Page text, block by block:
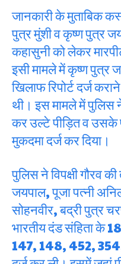
जानकारी के मुताबिक
पुत्र मुंशी व कृष्ण पुत्र
कहासुनी को लेकर
इसी मामले में कृष्ण पुत्र
खिलाफ रिपोर्ट दर्ज
थी। इस मामले में पुलिस
कर उल्टे पीड़ित व उसके
मुकदमा दर्ज कर दिया।
पुलिस ने विपक्षी गौरव
जयपाल, पूजा पत्नी
सोहनवीर, बद्री पुत्र
भारतीय दंड संहिता के
147, 148, 452,